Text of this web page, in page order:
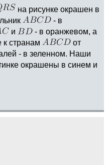
на рисунке окрашен в
- в
и
- в оранжевом, а
странам
от
- в зеленном. Наши
окрашены в синем и